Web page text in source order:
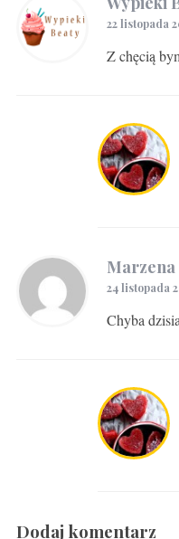
22 listopada
Z chęcią
Marzena
24 listopada
Chyba
Dodaj komentarz